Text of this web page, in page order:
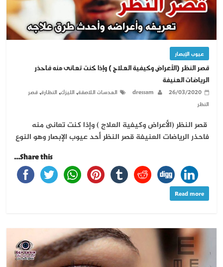
عيوب الإبصار
قصر النظر (الأعراض وكيفية العلاج ) وإذا كنت تعانى منه فاحذر
الرياضات العنيفة
26/03/2020
dressam العدسات اللاصقة,الليزك,النظارة,قصر
النظر
قصر النظر (الأعراض وكيفية العلاج ) وإذا كنت تعانى منه
فاحذر الرياضات العنيفة قصر النظر أحد عيوب الإبصار وهو النوع
Share this...
Read more